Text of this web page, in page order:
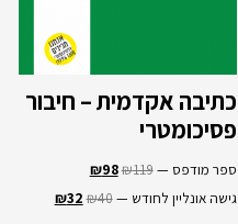
כתיבה אקדמית – חיבור
פסיכומטרי
ספר מודפס — ₪119
₪98
גישה אונליין לחודש —
₪40
₪32